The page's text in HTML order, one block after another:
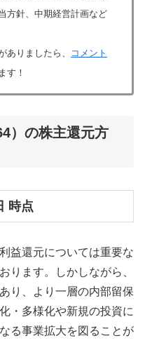
方針、中期経営計画など
ありましたら、
コメント
す！
）の株主還元方
時点
益還元については重要な
ります。しかしながら、
り、より一層の内部留保
・多様化や新規の投資に
る事業拡大を図ることが